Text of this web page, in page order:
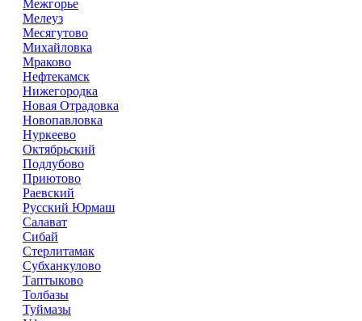
Межгорье
Мелеуз
Месягутово
Михайловка
Мраково
Нефтекамск
Нижегородка
Новая Отрадовка
Новопавловка
Нуркеево
Октябрьский
Подлубово
Приютово
Раевский
Русский Юрмаш
Салават
Сибай
Стерлитамак
Субханкулово
Таптыково
Толбазы
Туймазы